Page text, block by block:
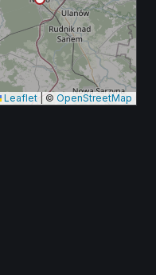
Leaflet © OpenStreetMap